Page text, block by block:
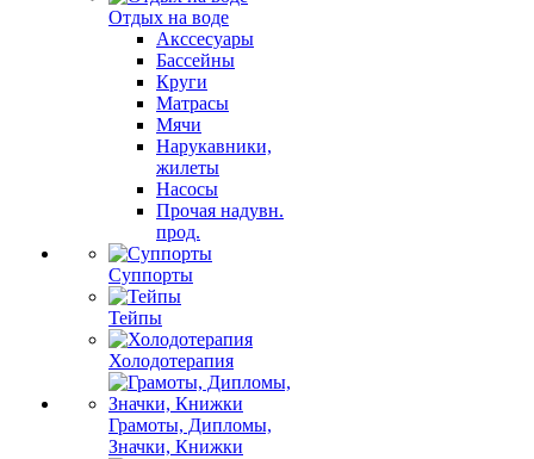
Отдых на воде
Акссесуары
Бассейны
Круги
Матрасы
Мячи
Нарукавники,
жилеты
Насосы
Прочая надувн.
прод.
Суппорты
Тейпы
Холодотерапия
Грамоты, Дипломы,
Значки, Книжки